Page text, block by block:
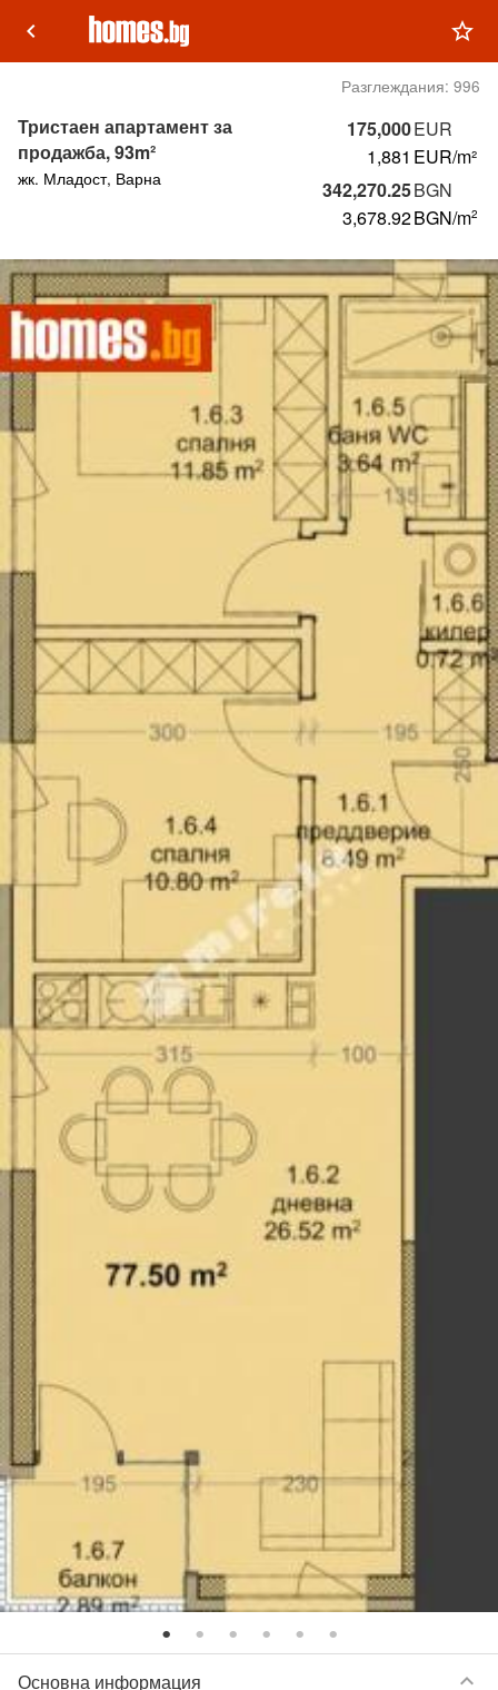
keyboard_arrow_left star_outline
Разглеждания: 996
175,000EUR
1,881 EUR/m²
342,270.25BGN
3,678.92BGN/m2
Тристаен апартамент за
продажба, 93m²
жк. Младост, Варна
Основна информация keyboard_arrow_down